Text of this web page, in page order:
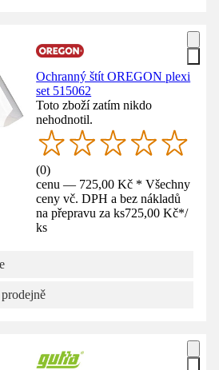
Ochranný štít OREGON plexi
set 515062
Toto zboží zatím nikdo
nehodnotil.
(0)
cenu — 725,00 Kč * Všechny
ceny vč. DPH a bez nákladů
na přepravu za ks725,00 Kč*/
ks